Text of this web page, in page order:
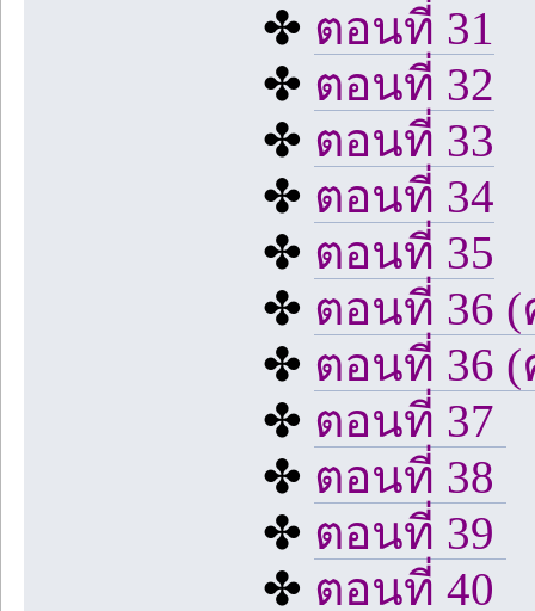
✤ ตอนที่ 31
✤ ตอนที่ 32
✤ ตอนที่ 33
✤ ตอนที่ 34
✤ ตอนที่ 35
✤ ตอนที่ 36
✤ ตอนที่ 36 (
✤ ตอนที่ 37
✤ ตอนที่ 38
✤ ตอนที่ 39
✤ ตอนที่ 40